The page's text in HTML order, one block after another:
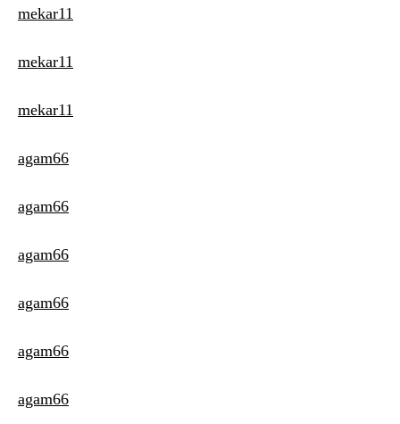
mekar11
mekar11
mekar11
agam66
agam66
agam66
agam66
agam66
agam66